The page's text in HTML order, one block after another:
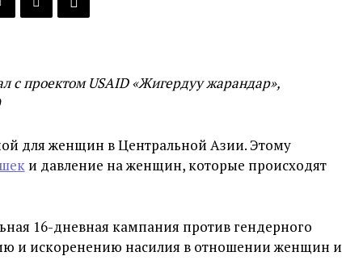
с проектом USAID «Жигердуу жарандар»,
для женщин в Центральной Азии. Этому
и давление на женщин, которые происходят
16-дневная кампания против гендерного
и искоренению насилия в отношении женщин и